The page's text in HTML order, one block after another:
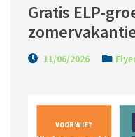
Gratis ELP-
11/06/2026